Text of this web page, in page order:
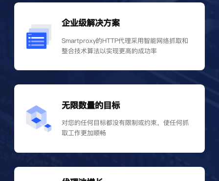
企业级解决方案
Smartproxy的HTTP代理采用智能网络抓取和
整合技术算法以实现更高的成功率
无限数量的目标
对您的任何目标都没有限制或约束，使任何抓
取工作更加顺畅